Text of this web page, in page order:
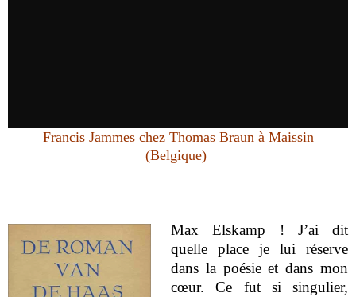
Francis Jammes chez Thomas Braun à Maissin
(Belgique)
Max Elskamp ! J’ai dit
quelle place je lui réserve
dans la poésie et dans mon
cœur. Ce fut si singulier,